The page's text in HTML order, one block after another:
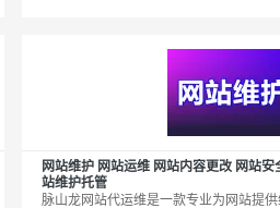
网站维护 网站运维 网站内容更改 网站安
站维护托管
脉山龙网站代运维是一款专业为网站提